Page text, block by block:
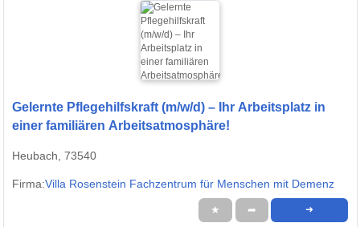
Gelernte Pflegehilfskraft (m/w/d) – Ihr Arbeitsplatz in
einer familiären Arbeitsatmosphäre!
Heubach, 73540
Firma:Villa Rosenstein Fachzentrum für Menschen mit Demenz
★ ➦ ➜